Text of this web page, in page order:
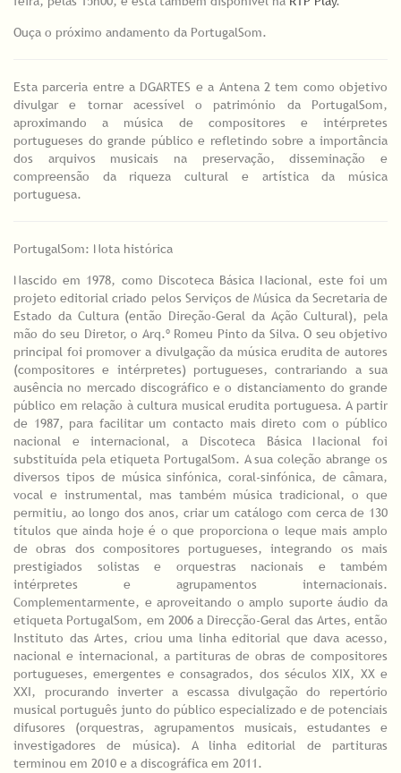
Ouça o próximo andamento da PortugalSom.
Esta parceria entre a DGARTES e a Antena 2 tem como objetivo
divulgar e tornar acessível o património da PortugalSom,
aproximando a música de compositores e intérpretes
portugueses do grande público e refletindo sobre a importância
dos arquivos musicais na preservação, disseminação e
compreensão da riqueza cultural e artística da música
portuguesa.
PortugalSom: Nota histórica
Nascido em 1978, como Discoteca Básica Nacional, este foi um
projeto editorial criado pelos Serviços de Música da Secretaria de
Estado da Cultura (então Direção-Geral da Ação Cultural), pela
mão do seu Diretor, o Arq.º Romeu Pinto da Silva. O seu objetivo
principal foi promover a divulgação da música erudita de autores
(compositores e intérpretes) portugueses, contrariando a sua
ausência no mercado discográfico e o distanciamento do grande
público em relação à cultura musical erudita portuguesa. A partir
de 1987, para facilitar um contacto mais direto com o público
nacional e internacional, a Discoteca Básica Nacional foi
substituída pela etiqueta PortugalSom. A sua coleção abrange os
diversos tipos de música sinfónica, coral-sinfónica, de câmara,
vocal e instrumental, mas também música tradicional, o que
permitiu, ao longo dos anos, criar um catálogo com cerca de 130
títulos que ainda hoje é o que proporciona o leque mais amplo
de obras dos compositores portugueses, integrando os mais
prestigiados solistas e orquestras nacionais e também
intérpretes e agrupamentos internacionais.
Complementarmente, e aproveitando o amplo suporte áudio da
etiqueta PortugalSom, em 2006 a Direcção-Geral das Artes, então
Instituto das Artes, criou uma linha editorial que dava acesso,
nacional e internacional, a partituras de obras de compositores
portugueses, emergentes e consagrados, dos séculos XIX, XX e
XXI, procurando inverter a escassa divulgação do repertório
musical português junto do público especializado e de potenciais
difusores (orquestras, agrupamentos musicais, estudantes e
investigadores de música). A linha editorial de partituras
terminou em 2010 e a discográfica em 2011.